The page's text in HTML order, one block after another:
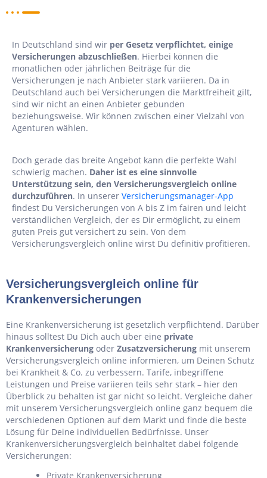
In Deutschland sind wir per Gesetz verpflichtet, einige
Versicherungen abzuschließen. Hierbei können die
monatlichen oder jährlichen Beiträge für die
Versicherungen je nach Anbieter stark variieren. Da in
Deutschland auch bei Versicherungen die Marktfreiheit gilt,
sind wir nicht an einen Anbieter gebunden
beziehungsweise. Wir können zwischen einer Vielzahl von
Agenturen wählen.
Doch gerade das breite Angebot kann die perfekte Wahl
schwierig machen. Daher ist es eine sinnvolle
Unterstützung sein, den Versicherungsvergleich online
durchzuführen. In unserer Versicherungsmanager-App
findest Du Versicherungen von A bis Z im fairen und leicht
verständlichen Vergleich, der es Dir ermöglicht, zu einem
guten Preis gut versichert zu sein. Von dem
Versicherungsvergleich online wirst Du definitiv profitieren.
Versicherungsvergleich online für
Krankenversicherungen
Eine Krankenversicherung ist gesetzlich verpflichtend. Darüber
hinaus solltest Du Dich auch über eine private
Krankenversicherung oder Zusatzversicherung mit unserem
Versicherungsvergleich online informieren, um Deinen Schutz
bei Krankheit & Co. zu verbessern. Tarife, inbegriffene
Leistungen und Preise variieren teils sehr stark – hier den
Überblick zu behalten ist gar nicht so leicht. Vergleiche daher
mit unserem Versicherungsvergleich online ganz bequem die
verschiedenen Optionen auf dem Markt und finde die beste
Lösung für Deine individuellen Bedürfnisse. Unser
Krankenversicherungsvergleich beinhaltet dabei folgende
Versicherungen:
Private Krankenversicherung